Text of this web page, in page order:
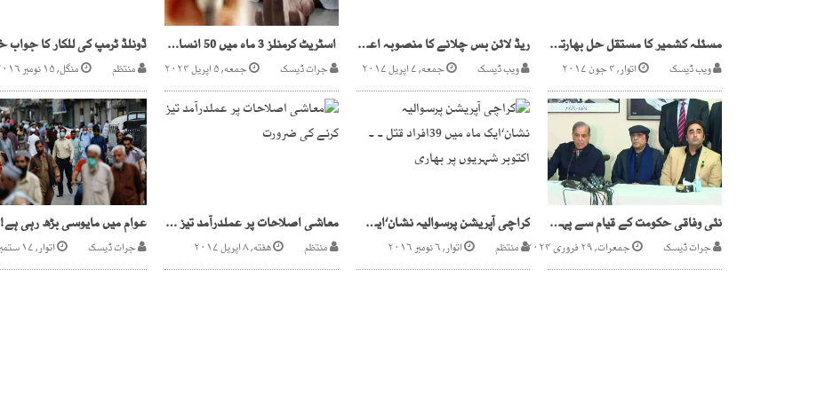
مسئلہ کشمیر کا مستقل حل بھارتی حکومت نکالے گی یا فوجی جنرل ؟؟
ویب ڈیسک اتوار, ۴ جون ۲۰۱۷
ریڈ لائن بس چلانے کا منصوبہ اعلانات تک محدود
ویب ڈیسک جمعه, ۷ اپریل ۲۰۱۷
اسٹریٹ کرمنلز 3 ماہ میں 50 انسانوں کو نگل گئے!
جرات ڈیسک جمعه, ۵ اپریل ۲۰۲۴ منتظم منگل, ۱۵ نومبر ۲۰۱۶
نئی وفاقی حکومت کے قیام سے پہلے ہی ناکامی کا تاثر
جرات ڈیسک جمعرات, ۲۹ فروری ۲۰۲۴
کراچی آپریشن پرسوالیہ نشان‘ایک ماہ میں 39افراد قتل ۔ ۔ اکتوبر شہریوں پر بھاری
منتظم اتوار, ۶ نومبر ۲۰۱۶
معاشی اصلاحات پر عملدرآمد تیز کرنے کی ضرورت
منتظم هفته, ۸ اپریل ۲۰۱۷
عوام میں مایوسی بڑھ رہی ہے!
جرات ڈیسک اتوار, ۱۷ ستمبر ۲۰۲۳